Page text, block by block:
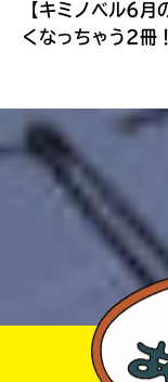
【キミノベル6月
くなっちゃう2冊！